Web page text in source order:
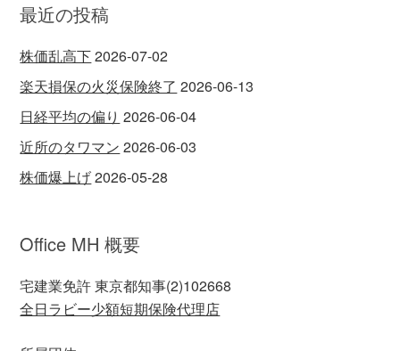
最近の投稿
株価乱高下2026-07-02
楽天損保の火災保険終了 2026-06-13
日経平均の偏り 2026-06-04
近所のタワマン 2026-06-03
株価爆上げ2026-05-28
Office MH 概要
宅建業免許 東京都知事(2)102668
全日ラビー少額短期保険代理店